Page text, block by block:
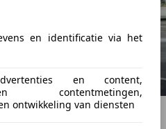
en identificatie via het
en content,
contentmetingen,
ontwikkeling van diensten
over weten
koetswerktype in autoland.